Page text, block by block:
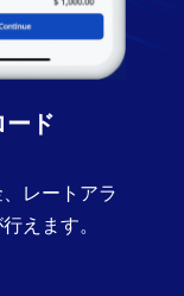
ード
レートアラ
えます。